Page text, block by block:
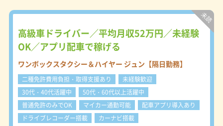
広い年代のタクシー乗務員が活躍して
三重県四日市市新正1-12-1 北部事業
部：三重県三重郡川越町亀崎新田18-
16
高級車ドライバー／平均月収52万円／未経験
OK／アプリ配車で稼げる
ワンボックスタクシー＆ハイヤー ジュン【隔日勤務】
二種免許費用負担・取得支援あり
未経験歓迎
30代・40代活躍中
50代・60代以上活躍中
普通免許のみでOK
マイカー通勤可能
配車アプリ導入あり
ドライブレコーダー搭載
カーナビ搭載